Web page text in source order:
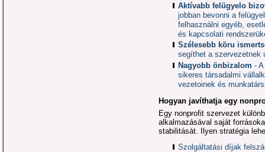
Aktívabb felügyelo
jobban bevonni a
felhasználni egyéb,
és kapcsolati
Szélesebb köru
segíthet a szervezetnek
Nagyobb önbizalom -
sikeres társadalmi
vezetoinek és
Hogyan javíthatja egy
Egy nonprofit szervezet
alkalmazásával saját
stabilitását. Ilyen stratégia
Szolgáltatási díjak